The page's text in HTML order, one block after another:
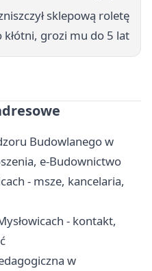
sklepową roletę
kłótni, grozi mu do 5 lat
Budowlanego w
e-Budownictwo
- msze, kancelaria,
- kontakt,
w